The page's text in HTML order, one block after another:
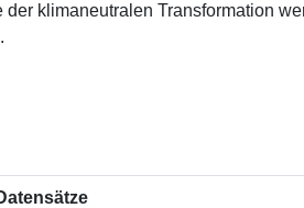
der klimaneutralen Transformation